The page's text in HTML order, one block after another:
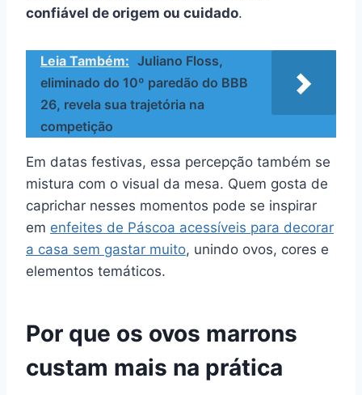
confiável de origem ou cuidado.
Leia Também: Juliano Floss,
eliminado do 10º paredão do BBB
26, revela sua trajetória na
competição
Em datas festivas, essa percepção também se
mistura com o visual da mesa. Quem gosta de
caprichar nesses momentos pode se inspirar
em enfeites de Páscoa acessíveis para decorar
a casa sem gastar muito, unindo ovos, cores e
elementos temáticos.
Por que os ovos marrons
custam mais na prática